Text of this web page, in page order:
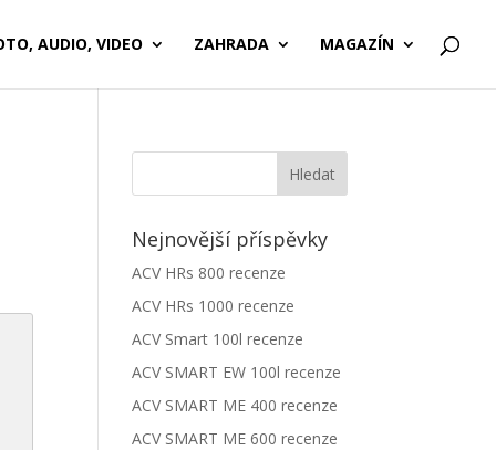
AUDIO, VIDEO ZAHRADA MAGAZÍN
Nejnovější příspěvky
ACV HRs 800 recenze
ACV HRs 1000 recenze
ACV Smart 100l recenze
ACV SMART EW 100l recenze
ACV SMART ME 400 recenze
ACV SMART ME 600 recenze